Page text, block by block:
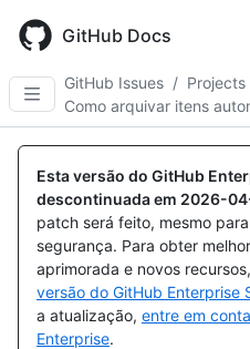
main
content
GitHub Docs
GitHub Issues / Projects
Como arquivar itens
Esta versão do GitHub
descontinuada em 2026-
patch será feito, mesmo
segurança. Para obter
aprimorada e novos recursos,
versão do GitHub Enterprise
a atualização, entre em
Enterprise.